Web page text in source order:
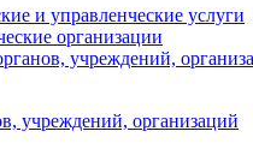
и управленческие услуги
организации
учреждений,
учреждений, организаций